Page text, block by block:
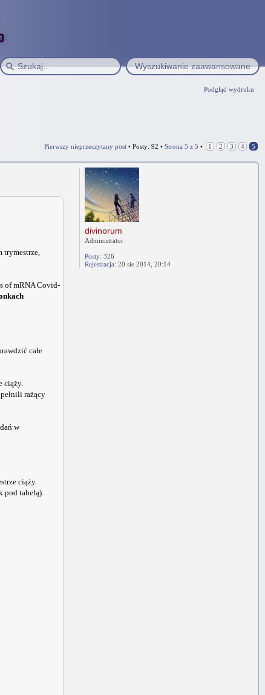
Wyszukiwanie zaawansowane
Podgląd wydruku
Pierwszy nieprzeczytany post • Posty: 92 • Strona 5 z 5 • 1 2 3 4 5
of mRNA Covid-
całe
ciąży.
rażący
w
ciąży.
pod tabelą).
divinorum
Administrator
Posty: 326
Rejestracja: 20 sie 2014, 20:14